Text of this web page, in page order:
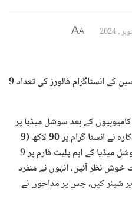
A
A
پاکستان کی معروف اداکارہ ماورا حسین کے انسٹاگرام فالورز کی تعداد 9
کے بعد سوشل میڈیا پر
بھی اہم سنگ میل عبور کر لیا ہے ، اداکارہ نے انسٹا گرام پر 90 لاکھ (9
ملین) فالوورز حاصل کر لیے ہیں ، سوشل میڈیا کے اہم پلیٹ فارم پر 9
خوش نظر آئیں، انہوں نے منفرد
شیئر کیں، جس پر مداحوں نے